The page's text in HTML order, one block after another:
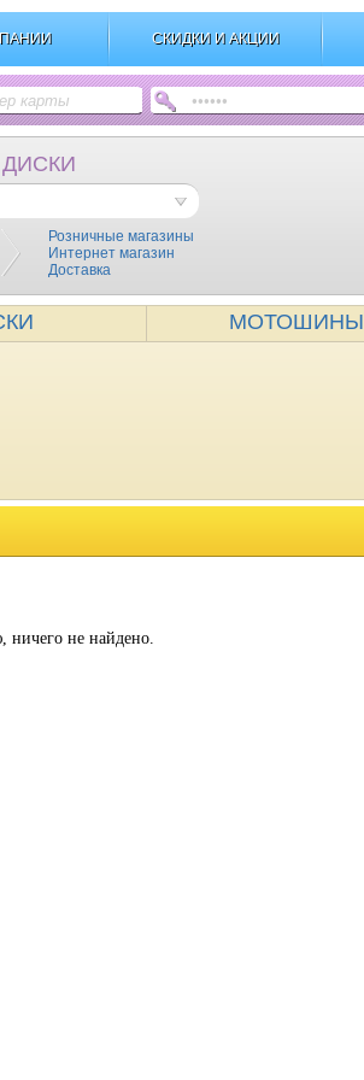
СКИДКИ И АКЦИИ
Розничные магазины
Интернет магазин
Доставка
МОТОШИНЫ
ничего не найдено.